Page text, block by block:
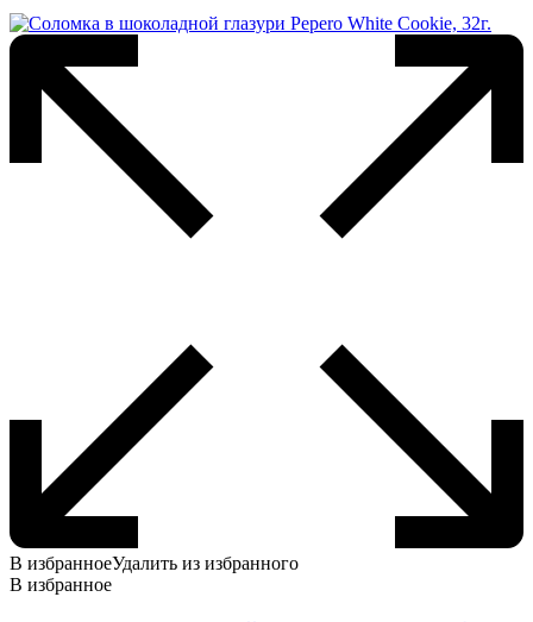
В избранноеУдалить из избранного
В избранное